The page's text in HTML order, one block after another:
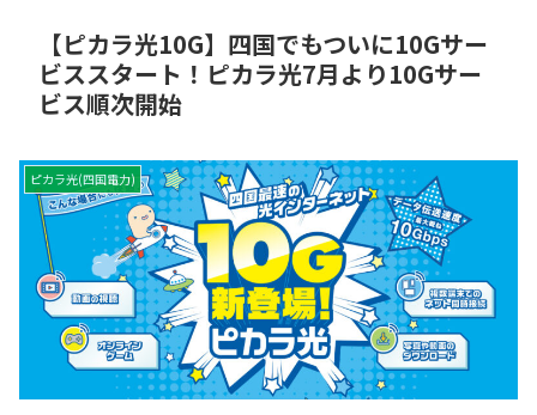
【ピカラ光10G】四国でもついに10Gサー
ビススタート！ピカラ光7月より10Gサー
ビス順次開始
ピカラ光(四国電力)